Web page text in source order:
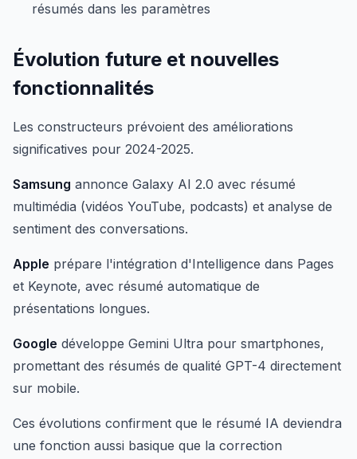
résumés dans les paramètres
Évolution future et nouvelles
fonctionnalités
Les constructeurs prévoient des améliorations
significatives pour 2024-2025.
Samsung annonce Galaxy AI 2.0 avec résumé
multimédia (vidéos YouTube, podcasts) et analyse de
sentiment des conversations.
Apple prépare l'intégration d'Intelligence dans Pages
et Keynote, avec résumé automatique de
présentations longues.
Google développe Gemini Ultra pour smartphones,
promettant des résumés de qualité GPT-4 directement
sur mobile.
Ces évolutions confirment que le résumé IA deviendra
une fonction aussi basique que la correction